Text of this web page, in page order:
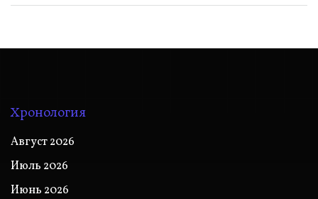
Хронология
Август 2026
Июль 2026
Июнь 2026